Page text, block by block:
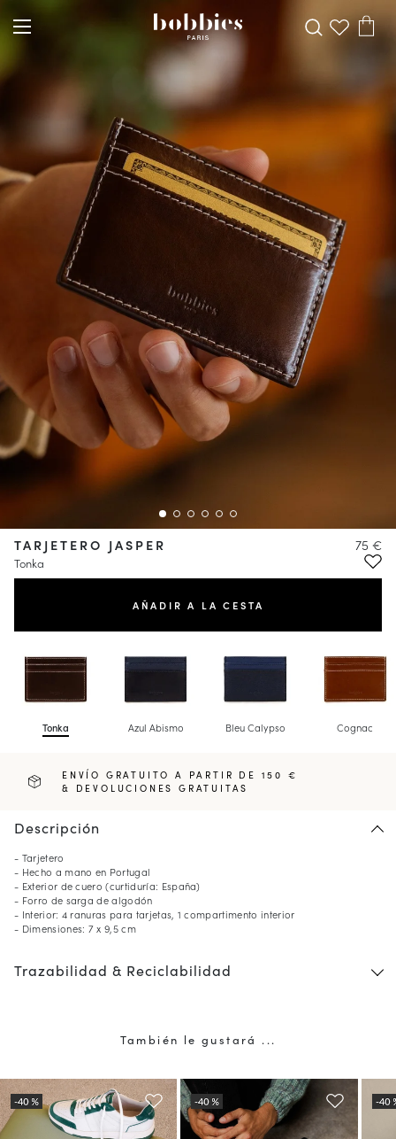
TARJETERO JASPER
Tonka
75 €
AÑADIR A LA CESTA
Tonka Azul Abismo Bleu Calypso Cognac
ENVÍO GRATUITO A PARTIR DE 150 €
& DEVOLUCIONES GRATUITAS
Descripción
- Tarjetero
- Hecho a mano en Portugal
- Exterior de cuero (curtiduría: España)
- Forro de sarga de algodón
- Interior: 4 ranuras para tarjetas, 1 compartimento interior
- Dimensiones: 7 x 9,5 cm
Trazabilidad & Reciclabilidad
También le gustará ...